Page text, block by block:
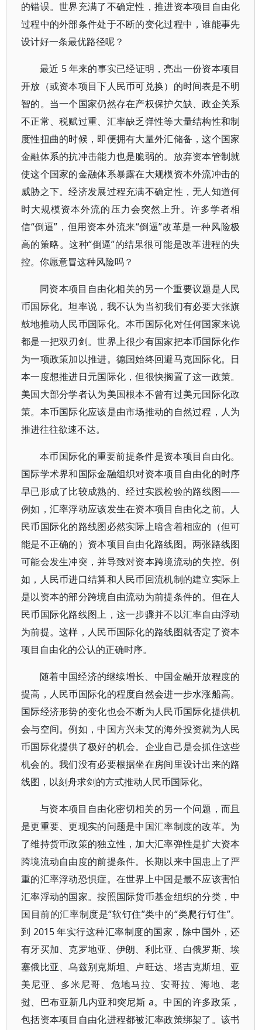
的错误。世界充满了不确定性，推进资本项目自由化
过程中的外部条件处于不断的变化过程中，谁能事先
设计好一条最优路径呢？
最近 5 年来的事实已经证明，亮出一份资本项目
开放（或资本项目下人民币可兑换）的时间表是不明
智的。当一个国家仍然存在产权保护欠缺、政企关系
不正常、税赋过重、汇率缺乏弹性等大量结构性和制
度性扭曲的时候，即便拥有大量外汇储备，这个国家
金融体系的抗冲击能力也是脆弱的。放弃资本管制就
使这个国家的金融体系暴露在大规模资本外流冲击的
威胁之下。经济发展过程充满不确定性，无人知道何
时大规模资本外流的压力会突然上升。许多学者相
信“倒逼”，但用资本外流来“倒逼”改革是一种风险极
高的策略。这种“倒逼”的结果很可能是改革进程的失
控。你愿意冒这种风险吗？
同资本项目自由化相关的另一个重要议题是人民
币国际化。坦率说，我不认为当初我们有必要大张旗
鼓地推动人民币国际化。本币国际化对任何国家来说
都是一把双刃剑。世界上很少有国家把本币国际化作
为一项政策加以推进。德国始终回避马克国际化。日
本一度想推进日元国际化，但很快搁置了这一政策。
美国大部分学者认为美国根本不曾有过美元国际化政
策。本币国际化应该是由市场推动的自然过程，人为
推进往往欲速不达。
本币国际化的重要前提条件是资本项目自由化。
国际学术界和国际金融组织对资本项目自由化的时序
早已形成了比较成熟的、经过实践检验的路线图——
例如，汇率浮动应该发生在资本项目自由化之前。人
民币国际化的路线图必然实际上暗含着相应的（但可
能是不正确的）资本项目自由化路线图。两张路线图
可能会发生冲突，并导致对资本跨境流动的失控。例
如，人民币进口结算和人民币回流机制的建立实际上
是以资本的部分跨境自由流动为前提条件的。但在人
民币国际化路线图上，这一步骤并不以汇率自由浮动
为前提。这样，人民币国际化的路线图就否定了资本
项目自由化的公认的正确时序。
随着中国经济的继续增长、中国金融开放程度的
提高，人民币国际化的程度自然会进一步水涨船高。
国际经济形势的变化也会不断为人民币国际化提供机
会与空间。例如，中国方兴未艾的海外投资就为人民
币国际化提供了极好的机会。企业自己是会抓住这些
机会的。我们没有必要根据坐在房间里设计出来的路
线图，以刻舟求剑的方式推动人民币国际化。
与资本项目自由化密切相关的另一个问题，而且
是更重要、更现实的问题是中国汇率制度的改革。为
了维持货币政策的独立性，加大汇率弹性是扩大资本
跨境流动自由度的前提条件。长期以来中国患上了严
重的汇率浮动恐惧症。在世界上中国是最不应该害怕
汇率浮动的国家。按照国际货币基金组织的分类，中
国目前的汇率制度是“软钉住”类中的“类爬行钉住”。
到 2015 年实行这种汇率制度的国家，除中国外，还
有牙买加、克罗地亚、伊朗、利比亚、白俄罗斯、埃
塞俄比亚、乌兹别克斯坦、卢旺达、塔吉克斯坦、亚
美尼亚、多米尼哥、危地马拉、安哥拉、海地、老
挝、巴布亚新几内亚和突尼斯 a。中国的许多政策，
包括资本项目自由化进程都被汇率政策绑架了。该书